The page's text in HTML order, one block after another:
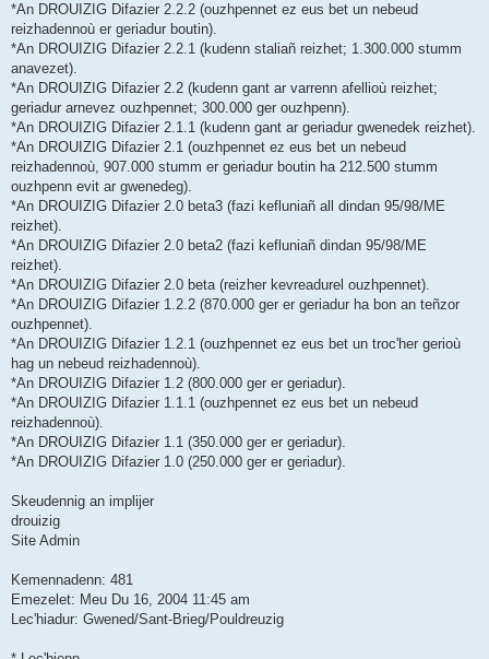
*An DROUIZIG Difazier 2.2.2 (ouzhpennet ez eus bet un nebeud
reizhadennoù er geriadur boutin).
*An DROUIZIG Difazier 2.2.1 (kudenn staliañ reizhet; 1.300.000 stumm
anavezet).
*An DROUIZIG Difazier 2.2 (kudenn gant ar varrenn afellioù reizhet;
geriadur arnevez ouzhpennet; 300.000 ger ouzhpenn).
*An DROUIZIG Difazier 2.1.1 (kudenn gant ar geriadur gwenedek reizhet).
*An DROUIZIG Difazier 2.1 (ouzhpennet ez eus bet un nebeud
reizhadennoù, 907.000 stumm er geriadur boutin ha 212.500 stumm
ouzhpenn evit ar gwenedeg).
*An DROUIZIG Difazier 2.0 beta3 (fazi kefluniañ all dindan 95/98/ME
reizhet).
*An DROUIZIG Difazier 2.0 beta2 (fazi kefluniañ dindan 95/98/ME
reizhet).
*An DROUIZIG Difazier 2.0 beta (reizher kevreadurel ouzhpennet).
*An DROUIZIG Difazier 1.2.2 (870.000 ger er geriadur ha bon an teñzor
ouzhpennet).
*An DROUIZIG Difazier 1.2.1 (ouzhpennet ez eus bet un troc'her gerioù
hag un nebeud reizhadennoù).
*An DROUIZIG Difazier 1.2 (800.000 ger er geriadur).
*An DROUIZIG Difazier 1.1.1 (ouzhpennet ez eus bet un nebeud
reizhadennoù).
*An DROUIZIG Difazier 1.1 (350.000 ger er geriadur).
*An DROUIZIG Difazier 1.0 (250.000 ger er geriadur).
Skeudennig an implijer
drouizig
Site Admin
Kemennadenn: 481
Emezelet: Meu Du 16, 2004 11:45 am
Lec'hiadur: Gwened/Sant-Brieg/Pouldreuzig